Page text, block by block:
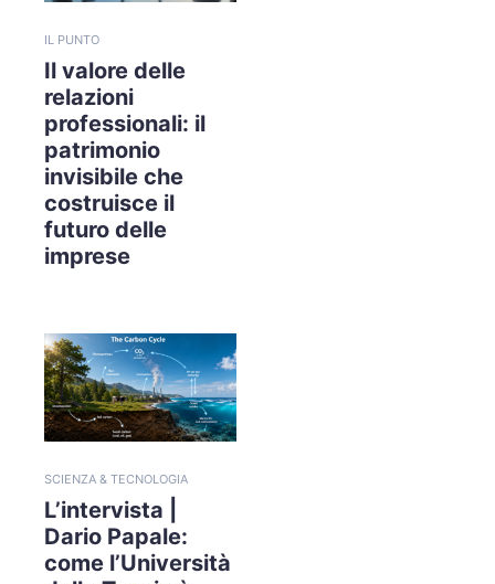
IL PUNTO
Il valore delle
relazioni
professionali: il
patrimonio
invisibile che
costruisce il
futuro delle
imprese
SCIENZA & TECNOLOGIA
L’intervista |
Dario Papale:
come l’Università